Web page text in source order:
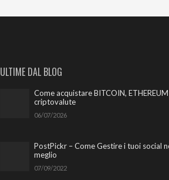
ULTIME DAL BLOG
Come acquistare BITCOIN,
criptovalute
06/07/2026
PostPickr – Come Gestire i tuoi social
meglio
07/09/2022